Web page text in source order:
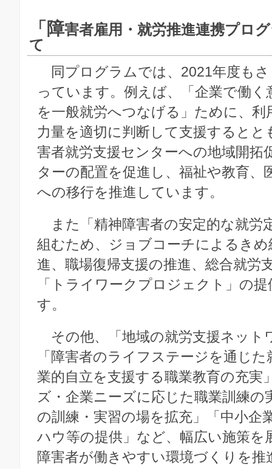
「障害者雇用・就労推進連携プロ
て
同プログラムでは、2021年度も
っています。例えば、「企業で働く
を一般就労へつなげる」ために、利
力量を適切に判断して支援するとと
害者就労支援センターへの地域開拓
ターの配置を促進し、福祉や教育、
への移行を推進しています。
また「精神障害者の安定的な就労
組むため、ジョブコーチによるき
進、職場復帰支援の推進、総合就労
「トライワークプロジェクト」の
す。
その他、「地域の就労支援ネット
「障害者のライフステージを通じ
業的自立を支援する職業教育の充実
ズ・企業ニーズに応じた職業訓練の
の訓練・実習の場を拡充」「中小企
ハウ等の提供」など、幅広い施策を
障害者が働きやすい環境づくりを推